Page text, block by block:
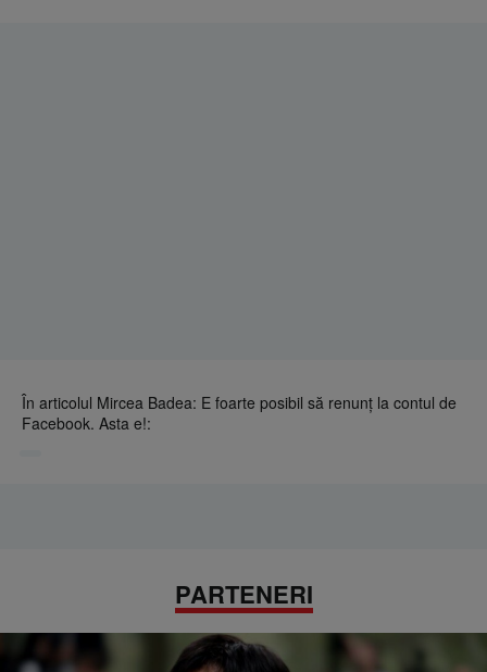
În articolul Mircea Badea: E foarte posibil să renunț la contul de
Facebook. Asta e!:
PARTENERI